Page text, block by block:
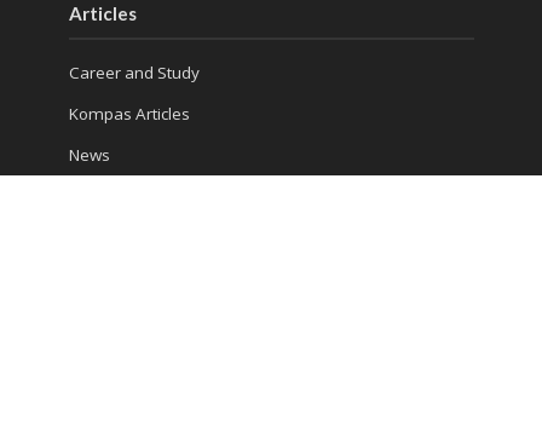
Articles
Career and Study
Kompas Articles
News